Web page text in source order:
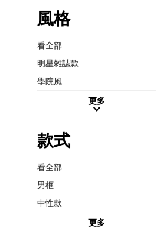
風格
看全部
明星雜誌款
學院風
更多
款式
看全部
男框
中性款
更多